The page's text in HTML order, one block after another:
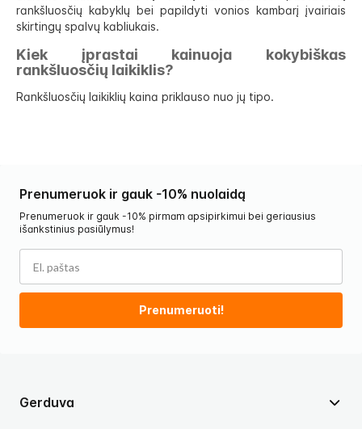
rankšluosčių kabyklų bei papildyti vonios kambarį įvairiais
skirtingų spalvų kabliukais.
Kiek įprastai kainuoja kokybiškas
rankšluosčių laikiklis?
Rankšluosčių laikiklių kaina priklauso nuo jų tipo.
Gerduva
Prenumeruok ir gauk -10% nuolaidą
Prenumeruok ir gauk -10% pirmam apsipirkimui bei geriausius
išankstinius pasiūlymus!
Prenumeruoti!